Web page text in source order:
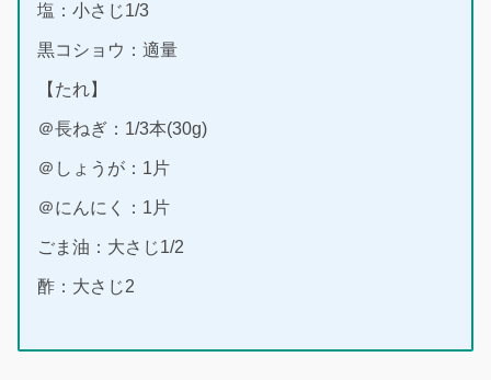
塩：小さじ1/3
黒コショウ：適量
【たれ】
＠長ねぎ：1/3本(30g)
＠しょうが：1片
＠にんにく：1片
ごま油：大さじ1/2
酢：大さじ2